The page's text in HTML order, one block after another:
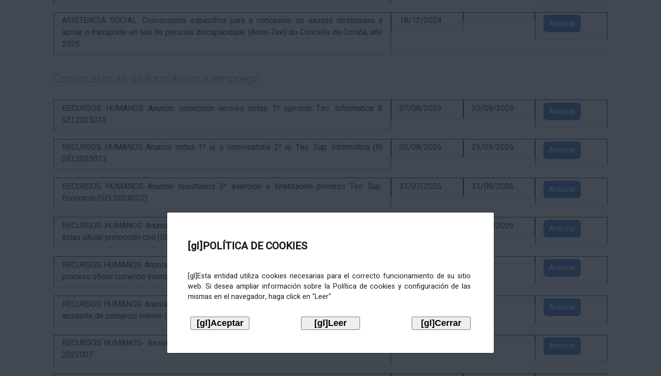
[gl]POLÍTICA DE COOKIES
[gl]Esta entidad utiliza cookies necesarias para el correcto funcionamiento de su sitio
web. Si desea ampliar información sobre la Política de cookies y configuración de las
mismas en el navegador, haga click en "Leer"
ASISTENCIA SOCIAL. Convocatoria específica para a concesión de axudas destinadas a
apoiar o transporte en taxi de persoas discapacidade (Bono-Taxi) do Concello da Coruña, año
2025
18/12/2024 Amosar
Convocatorias de formación e emprego
RECURSOS HUMANOS Anuncio corrección errores notas 1º ejercicio Tec. Informatica B
SEL2025013
07/08/2026 30/09/2026 Amosar
RECURSOS HUMANOS Anuncio notas 1º ej. y convocatoria 2º ej. Tec. Sup. Informática (B)
SEL2025013
03/08/2026 25/09/2026 Amosar
RECURSOS HUMANOS Anuncio resultados 3º exercicio e finalización proceso Tec. Sup.
Economía (SEL2024007)
31/07/2026 31/08/2026 Amosar
RECURSOS HUMANOS Anuncio resultados 1º exercicio e anuncio final proceso elaboración
listas oficial protección civil (SEL2026016)
24/08/2026 Amosar
RECURSOS HUMANOS Anuncio resultados 2º exercicio e puntuación provisional de concurso
proceso oficial comercio interior (SEL2023015
Amosar
RECURSOS HUMANOS Anuncio puntuación definitiva concurso e anuncio final do proceso de
axudante de comercio interior (estabilización)
Amosar
RECURSOS HUMANOS- Resolución das alegacións ao segundo exercicio proceso selectivo
2022007
Amosar